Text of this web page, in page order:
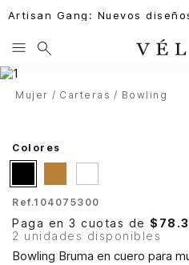
Artisan Gang: Nuevos
Mujer Carteras Bowling
Colores
Ref.104075300
Paga en 3 cuotas de
2 unidades disponibles
Bowling Bruma en cuero para